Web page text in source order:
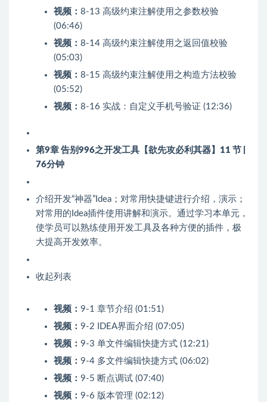
视频： 8-13 高级约束注解使用之参数校验
(06:46)
视频： 8-14 高级约束注解使用之返回值校验
(05:03)
视频： 8-15 高级约束注解使用之构造方法校验
(05:52)
视频： 8-16 实战：自定义手机号验证 (12:36)
第9章 告别996之开发工具【欲先攻必利其器】 11 节 |
76分钟
介绍开发“神器”Idea；对常用快捷键进行介绍，演示；
对常用的Idea插件使用讲解和演示。通过学习本单元，
使学员可以熟练使用开发工具及各种方便的插件，极
大提高开发效率。
收起列表
视频： 9-1 章节介绍 (01:51)
视频： 9-2 IDEA界面介绍 (07:05)
视频： 9-3 单文件编辑快捷方式 (12:21)
视频： 9-4 多文件编辑快捷方式 (06:02)
视频： 9-5 断点调试 (07:40)
视频： 9-6 版本管理 (02:12)